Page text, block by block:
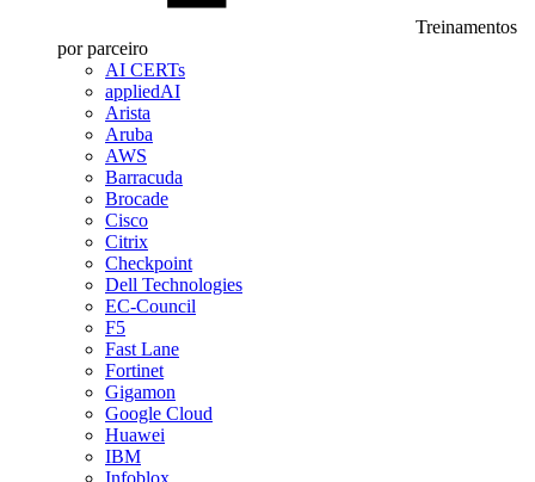
Treinamentos
por parceiro
AI CERTs
appliedAI
Arista
Aruba
AWS
Barracuda
Brocade
Cisco
Citrix
Checkpoint
Dell Technologies
EC-Council
F5
Fast Lane
Fortinet
Gigamon
Google Cloud
Huawei
IBM
Infoblox